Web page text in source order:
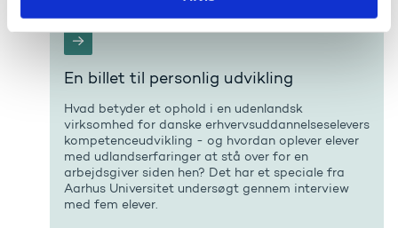
En billet til personlig udvikling
Hvad betyder et ophold i en udenlandsk
virksomhed for danske erhvervsuddannelseselevers
kompetenceudvikling - og hvordan oplever elever
med udlandserfaringer at stå over for en
arbejdsgiver siden hen? Det har et speciale fra
Aarhus Universitet undersøgt gennem interview
med fem elever.